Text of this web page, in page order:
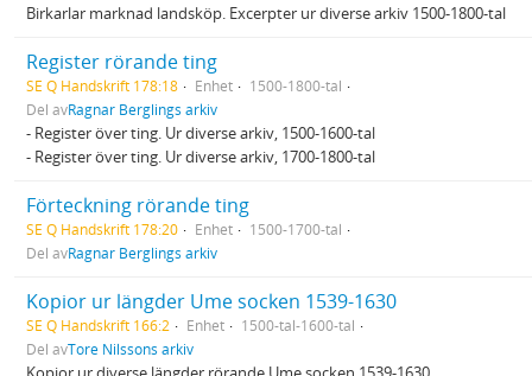
Birkarlar marknad landsköp. Excerpter ur diverse arkiv 1500-1800-tal
Register rörande ting
SE Q Handskrift 178:18 Enhet
1500-1800-tal
Del avRagnar Berglings arkiv
- Register över ting. Ur diverse arkiv, 1500-1600-tal
- Register över ting. Ur diverse arkiv, 1700-1800-tal
Förteckning rörande ting
SE Q Handskrift 178:20 Enhet
1500-1700-tal
Del avRagnar Berglings arkiv
Kopior ur längder Ume socken 1539-1630
SE Q Handskrift 166:2 Enhet
1500-tal-1600-tal
Del avTore Nilssons arkiv